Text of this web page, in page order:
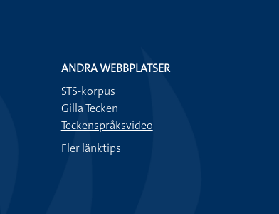
ANDRA WEBBPLATSER
STS-korpus
Gilla Tecken
Teckenspråksvideo
Fler länktips